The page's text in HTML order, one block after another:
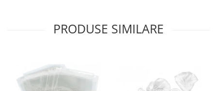
PRODUSE SIMILARE